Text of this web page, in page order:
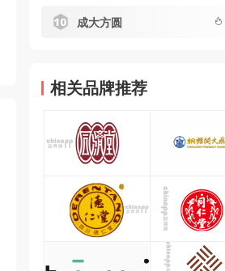
成大方圆
相关品牌推荐